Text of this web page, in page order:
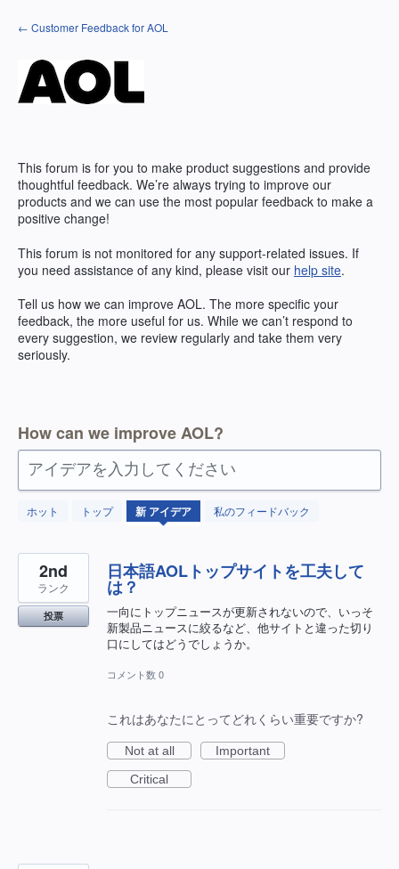
ン
へ
ス
キ
← Customer Feedback for AOL
This forum is for you to make product suggestions and provide
thoughtful feedback. We’re always trying to improve our
products and we can use the most popular feedback to make a
positive change!
This forum is not monitored for any support-related issues. If
you need assistance of any kind, please visit our help site.
Tell us how we can improve AOL. The more specific your
feedback, the more useful for us. While we can’t respond to
every suggestion, we review regularly and take them very
seriously.
How can we improve AOL?
アイデアを入力してください
ホット トップ 新 アイデア 私のフィードバック
見
っ
日本語AOLトップサイトを工夫して
は？
一向にトップニュースが更新されないので、いっそ
新製品ニュースに絞るなど、他サイトと違った切り
口にしてはどうでしょうか。
2nd
ランク
投票
コメント数 0
これはあなたにとってどれくらい重要ですか?
Not at all
Important
Critical